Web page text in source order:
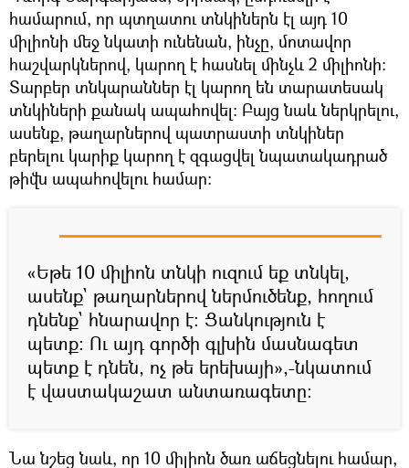
համարում, որ պտղատու տնկիներն էլ այդ 10
միլիոնի մեջ նկատի ունենան, ինչը, մոտավոր
հաշվարկներով, կարող է հասնել մինչև 2 միլիոնի:
Տարբեր տնկարաններ էլ կարող են տարատեսակ
տնկիների քանակ ապահովել: Բայց նաև ներկրելու,
ասենք, թաղարներով պատրաստի տնկիներ
բերելու կարիք կարող է զգացվել նպատակադրած
թիվն ապահովելու համար:
«Եթե 10 միլիոն տնկի ուզում եք տնկել,
ասենք` թաղարներով ներմուծենք, հողում
դնենք` հնարավոր է: Ցանկություն է
պետք: Ու այդ գործի գլխին մասնագետ
պետք է դնեն, ոչ թե երեխայի»,-նկատում
է վաստակաշատ անտառագետը:
Նա նշեց նաև, որ 10 միլիոն ծառ աճեցնելու համար,